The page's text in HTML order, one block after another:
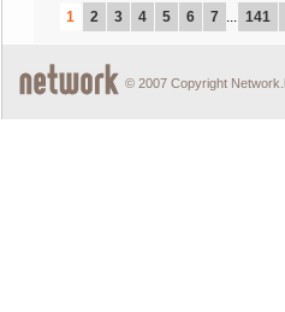
1 2 3 4 5 6 7 ... 141
© 2007 Copyright